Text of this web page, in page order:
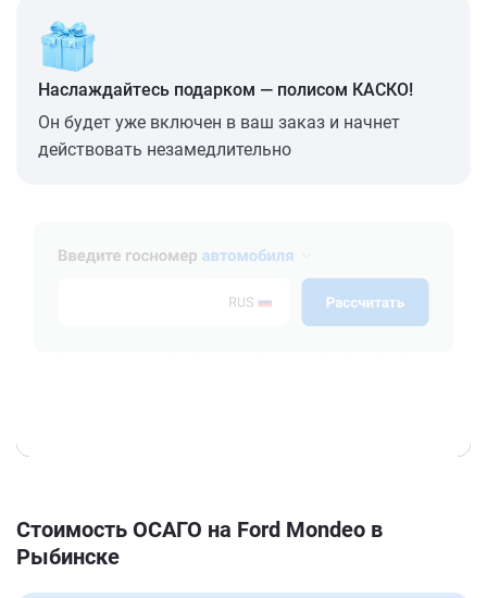
Наслаждайтесь подарком — полисом КАСКО!
Он будет уже включен в ваш заказ и начнет
действовать незамедлительно
Стоимость ОСАГО на Ford Mondeo в
Рыбинске